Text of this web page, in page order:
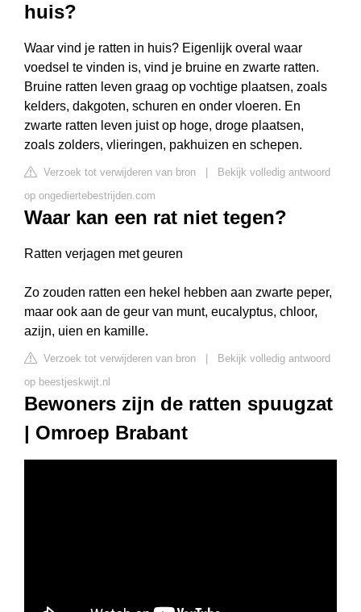
huis?
Waar vind je ratten in huis? Eigenlijk overal waar
voedsel te vinden is, vind je bruine en zwarte ratten.
Bruine ratten leven graag op vochtige plaatsen, zoals
kelders, dakgoten, schuren en onder vloeren. En
zwarte ratten leven juist op hoge, droge plaatsen,
zoals zolders, vlieringen, pakhuizen en schepen.
Verzoek tot verwijderen van bron
Bekijk volledig antwoord
op ongediertebestrijden.com
Waar kan een rat niet tegen?
Ratten verjagen met geuren
Zo zouden ratten een hekel hebben aan zwarte peper,
maar ook aan de geur van munt, eucalyptus, chloor,
azijn, uien en kamille.
Verzoek tot verwijderen van bron
Bekijk volledig antwoord
op beestjeskwijt.nl
Bewoners zijn de ratten spuugzat
| Omroep Brabant